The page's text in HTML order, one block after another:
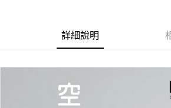
1.本服務係由「台灣大哥大股份有限公司」（以下
用戶於交易時，得透過本服務購買商品或服務，
【「AFTEE先享後付」結帳流程】
１．於結帳方式選擇「AFTEE先享後付」後，將
結帳頁面，進行簡訊認證並確認金額後，即可完成
ATM／網路銀行／等多元方式進行付款，方視為
※ 請注意：結帳手續完成當下不需立刻繳費，但
購買商品的店家。未經商家同意取消之訂單仍視
付款後7-11取貨
每筆NT$70，滿NT$899(含以上)免運費
每筆NT$100，滿NT$1,000(含以上)免運費
詳細說明